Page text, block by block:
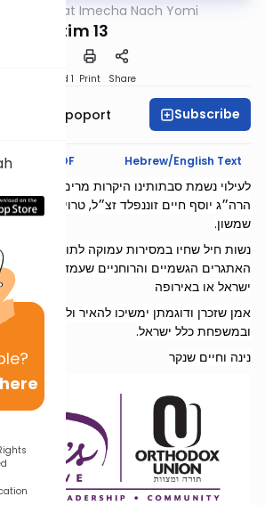
Torat Imecha Nach Yomi
Shoftim 13
Speed 1 Print Share
Leah Rapoport Subscribe
Koren PDF Hebrew/English Text
לעילוי נשמת סבתותינו היקרות מרים בת ר׳
הרה״ג יוסף חיים זוננפלד זצ״ל, טרוילע בת ר׳
שמשון.
נשות חיל שחיו במסירות עמוקה לתורה, עבודה
האתגרים הגשמיים והרוחניים שעמדו בפניהם
ישראל או באירופה
אמן שזכרן ודוגמתן ימשיכו להאיר ולהוות
ובמשפחת כלל ישראל.
נינה וחיים שנקר